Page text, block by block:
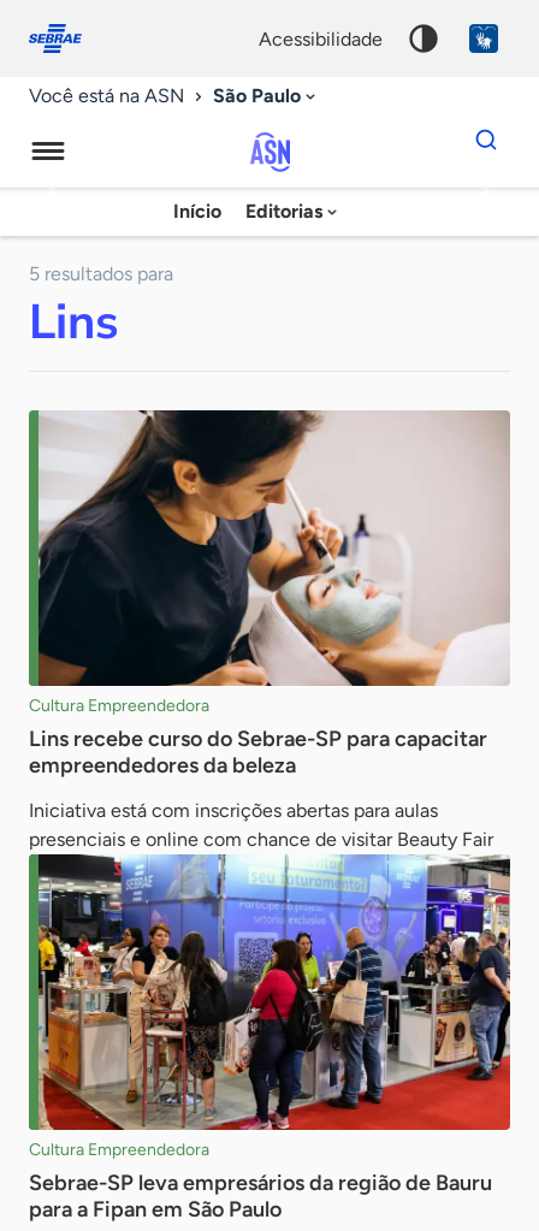
conosco
acessibilidade
Você está na ASN São Paulo
Agência
Sebrae
Início Editorias
Dados
para
chave
5 resultados para
Lins
Cultura Empreendedora
Lins recebe curso do Sebrae-SP para capacitar
empreendedores da beleza
Iniciativa está com inscrições abertas para aulas
presenciais e online com chance de visitar Beauty Fair
Cultura Empreendedora
Sebrae-SP leva empresários da região de Bauru
para a Fipan em São Paulo